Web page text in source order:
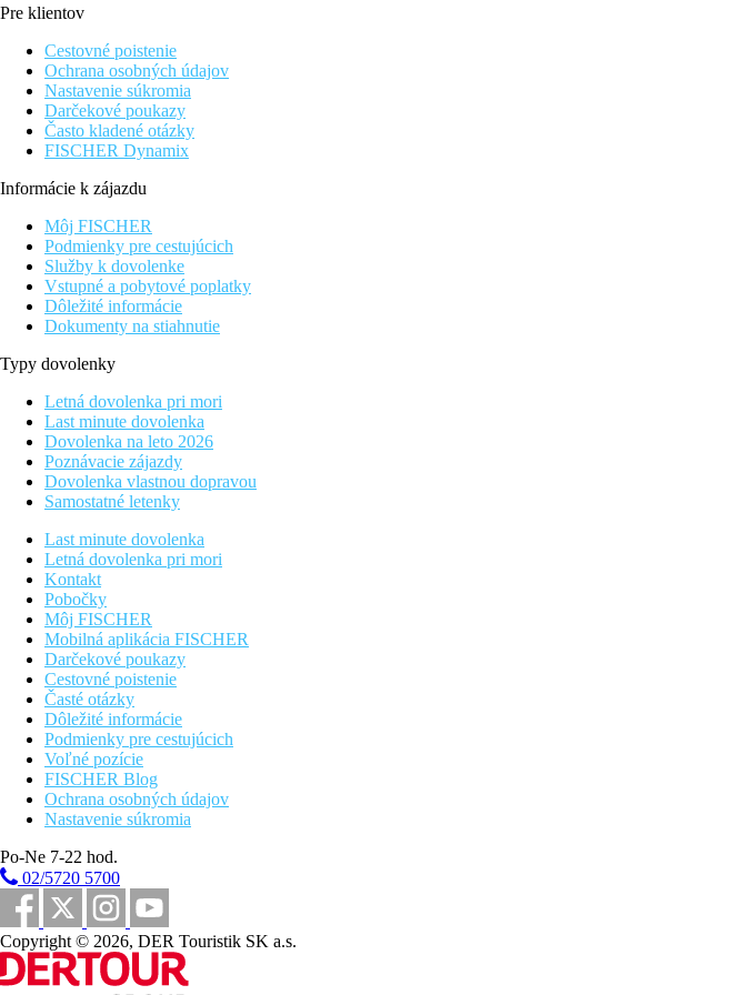
Pokiaľ chcete svoj pobyt v hoteli stráviť aktívnejšie, môžete si zájsť zacvičiť do hotelového
relaxačných procedúr. Ak máte chuť objavovať poklady Madridu, hotelový personál vám rád
Stravovanie
Raňajky
16 km
Vzdialenosť od najbližšieho letiska
Fotogaléria
Pre klientov
Cestovné poistenie
Ochrana osobných údajov
Nastavenie súkromia
Darčekové poukazy
Často kladené otázky
FISCHER Dynamix
Informácie k zájazdu
Môj FISCHER
Podmienky pre cestujúcich
Služby k dovolenke
Vstupné a pobytové poplatky
Dôležité informácie
Dokumenty na stiahnutie
Typy dovolenky
Letná dovolenka pri mori
Last minute dovolenka
Dovolenka na leto 2026
Poznávacie zájazdy
Dovolenka vlastnou dopravou
Samostatné letenky
Last minute dovolenka
Letná dovolenka pri mori
Kontakt
Pobočky
Môj FISCHER
Mobilná aplikácia FISCHER
Darčekové poukazy
Cestovné poistenie
Časté otázky
Dôležité informácie
Podmienky pre cestujúcich
Voľné pozície
FISCHER Blog
Ochrana osobných údajov
Nastavenie súkromia
Po-Ne 7-22 hod.
02/5720 5700
Copyright © 2026, DER Touristik SK a.s.